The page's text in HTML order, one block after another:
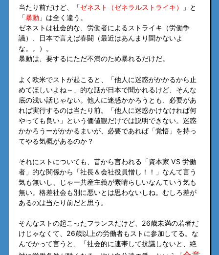
当たり前だけど、「ゼネスト（ゼネラルストライキ）
」と
「暴動 」は全く違う。
ゼネストは社会的な、労働者によるストライキ（労働争
議）、日本で言えば春闘（最近はあんまり聞かないよ
な。。）。
暴動は、要するにただ不満のため暴れるだけだ。
よく欧米でストが起こると、「他人に迷惑がかかるから止
めてほしいよね～」的な話が日本で聞かれるけど、そんな
底の浅い話じゃない。他人に迷惑かかろうとも、必要があ
れば実行するのは当たり前。「他人に迷惑かけなければ何
やっても良い」という価値観だけでは説明できない。迷惑
かかろうーがかかるまいが、必要であれば「覚悟」を持っ
てやる気概があるのか？
それにストについても、昔から言われる「資本家 VS 労働
者」的な関係から「社長＆会社役員憎し！！」なんて言う
気も無いし、じゃー共産主義が素晴らしいなんていう気も
無い。格差社会も別に悪いとは思わないしね。むしろ差が
あるのは当たり前だと思う。
そんなストの起こったフランスだけど、26歳未満の若者だ
けじゃなくて、26歳以上の労働者もストに参加してる。な
んでかって言うと、「社会的に連帯して抗議しないと、絶